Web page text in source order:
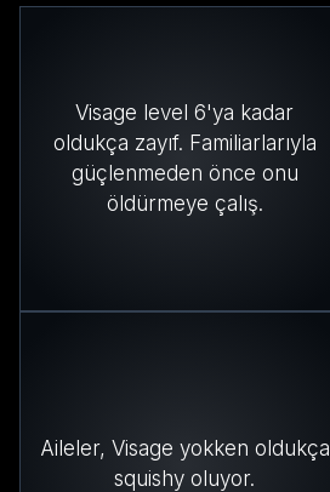
Visage level 6'ya kadar
oldukça zayıf. Familiarlarıyla
güçlenmeden önce onu
öldürmeye çalış.
Aileler, Visage yokken oldukça
squishy oluyor.